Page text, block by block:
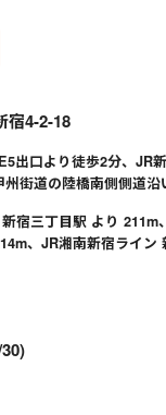
宿4-2-18
出口より徒歩2分、JR
街道の陸橋南側側道沿
宿三丁目駅 より 211m
、JR湘南新宿ライン